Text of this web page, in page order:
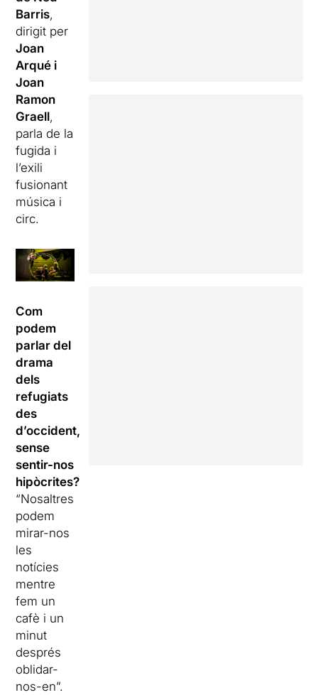
Barris,
dirigit per
Joan
Arqué i
Joan
Ramon
Graell,
parla de la
fugida i
l’exili
fusionant
música i
circ.
Com
podem
parlar del
drama
dels
refugiats
des
d’occident,
sense
sentir-nos
hipòcrites?
“Nosaltres
podem
mirar-nos
les
notícies
mentre
fem un
cafè i un
minut
després
oblidar-
nos-en”.